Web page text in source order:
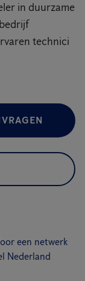
in duurzame
technici
een netwerk
Nederland